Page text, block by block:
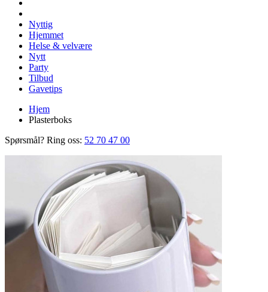
Nyttig
Hjemmet
Helse & velvære
Nytt
Party
Tilbud
Gavetips
Hjem
Plasterboks
Spørsmål? Ring oss: 52 70 47 00